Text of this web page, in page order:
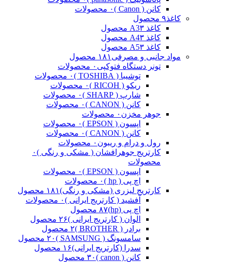
کانن ( Canon )
۰ محصولات
کاغذ۹ محصول
کاغذ A3 ۳ محصول
کاغذ A4 ۳ محصول
کاغذ A5 ۳ محصول
مواد جانبی و مصرفی ۱۸۱ محصول
تونر دستگاه فتوکپی ۰ محصولات
توشیبا ( TOSHIBA )
۰ محصولات
ریکو ( RICOH )
۰ محصولات
شارپ ( SHARP )
۰ محصولات
کانن ( CANON )
۰ محصولات
جوهر مخزن ۰ محصولات
اپسون ( EPSON )
۰ محصولات
کانن ( CANON )
۰ محصولات
رول و درام و ریبون ۰ محصولات
کارتریج جوهرافشان ( مشکی و رنگی )۰
محصولات
اپسون ( EPSON )
۰ محصولات
اچ پی ( hp )
۰ محصولات
کارتریج لیزری (مشکی و رنگی)۱۸۱ محصول
آفشید ( کارتریج ایرانی )۰ محصولات
اچ پی (hp)
۸۷ محصول
الوان ( کارتریج ایرانی )۲۶ محصول
برادر ( BROTHER )
۲ محصول
سامسونگ ( SAMSUNG )
۲۰ محصول
سدرا (کارتریج ایرانی)۱۶ محصول
کانن ( canon )
۳۰ محصول